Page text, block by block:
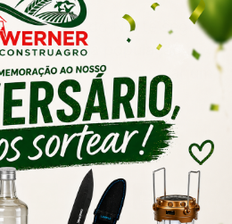
de Braço do Norte segue
e orienta a população a
vigilância ao encontrar um